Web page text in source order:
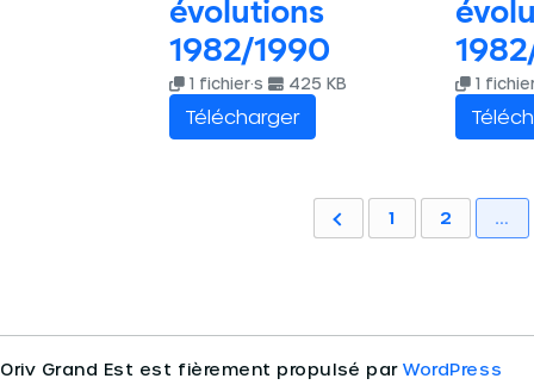
évolutions
1982/1990
1 fichier·s 425 KB
Télécharger
1
1 2 …
Oriv Grand Est est fièrement propulsé parWordPress